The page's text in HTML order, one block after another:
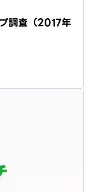
調査（2017年